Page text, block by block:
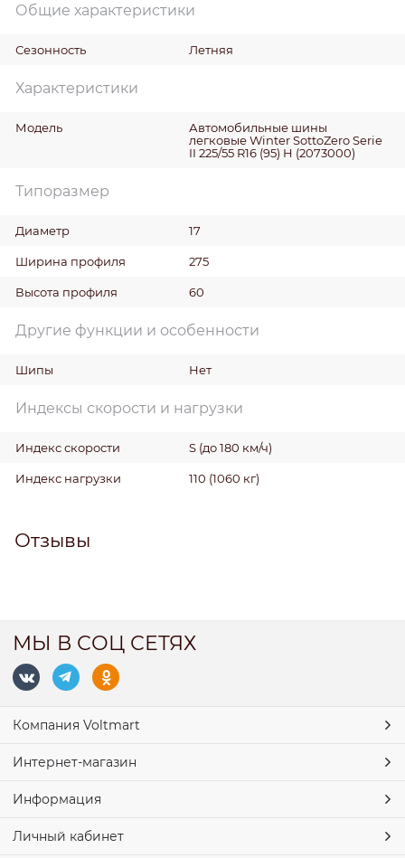
Общие характеристики
Сезонность Летняя
Характеристики
Модель
Автомобильные шины
легковые Winter SottoZero Serie
II 225/55 R16 (95) H (2073000)
Типоразмер
Диаметр 17
Ширина профиля 275
Высота профиля 60
Другие функции и особенности
Шипы Нет
Индексы скорости и нагрузки
Индекс скорости S (до 180 км/ч)
Индекс нагрузки 110 (1060 кг)
Отзывы
МЫ В СОЦ СЕТЯХ
Компания Voltmart
Интернет-магазин
Информация
Личный кабинет